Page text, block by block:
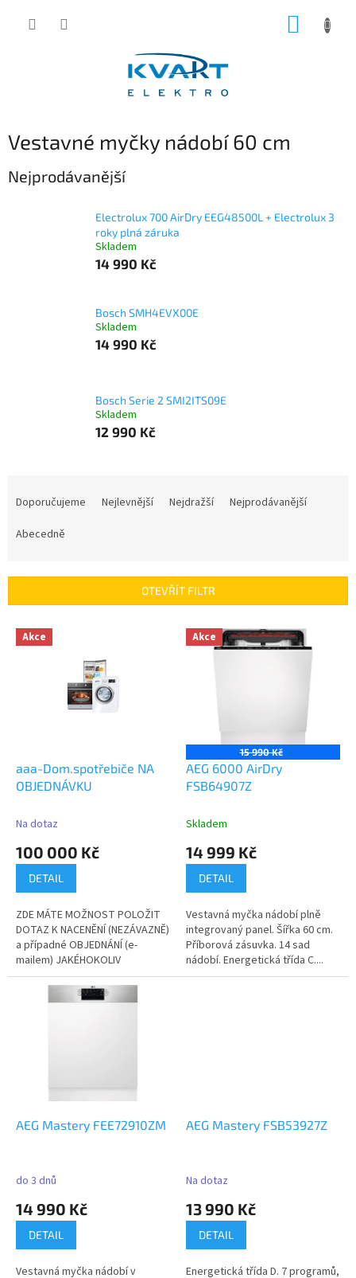
Vestavné myčky nádobí 60 cm
Nejprodávanější
Electrolux 700 AirDry EEG48500L + Electrolux 3
roky plná záruka
Skladem
14 990 Kč
Bosch SMH4EVX00E
Skladem
14 990 Kč
Bosch Serie 2 SMI2ITS09E
Skladem
12 990 Kč
r
Doporučujeme Nejlevnější Nejdražší
Nejprodávanější
Abecedně
OTEVŘÍT FILTR
V Akce
aaa-Dom.spotřebiče NA
OBJEDNÁVKU
Na dotaz
100 000 Kč
DETAIL
ZDE MÁTE MOŽNOST POLOŽIT
DOTAZ K NACENĚNÍ (NEZÁVAZNĚ)
a případné OBJEDNÁNÍ (e-
mailem) JAKÉHOKOLIV
DOM.SPOTŘEBIČE,(DLE...
Akce
15 990 Kč
AEG 6000 AirDry
FSB64907Z
Skladem
14 999 Kč
DETAIL
Vestavná myčka nádobí plně
integrovaný panel. Šířka 60 cm.
Příborová zásuvka. 14 sad
nádobí. Energetická třída C....
AEG Mastery FEE72910ZM
do 3 dnů
14 990 Kč
DETAIL
Vestavná myčka nádobí v
AEG Mastery FSB53927Z
Na dotaz
13 990 Kč
DETAIL
Energetická třída D. 7 programů,